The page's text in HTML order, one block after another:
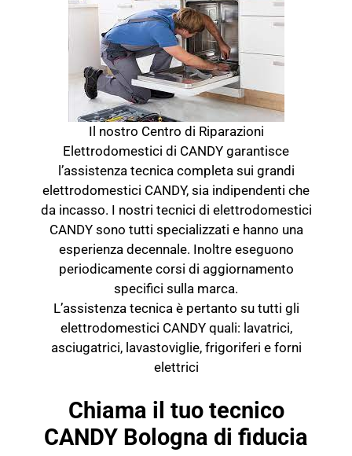
Il nostro Centro di Riparazioni
Elettrodomestici di CANDY garantisce
l’assistenza tecnica completa sui grandi
elettrodomestici CANDY, sia indipendenti che
da incasso. I nostri tecnici di elettrodomestici
CANDY sono tutti specializzati e hanno una
esperienza decennale. Inoltre eseguono
periodicamente corsi di aggiornamento
specifici sulla marca.
L’assistenza tecnica è pertanto su tutti gli
elettrodomestici CANDY quali: lavatrici,
asciugatrici, lavastoviglie, frigoriferi e forni
elettrici
Chiama il tuo tecnico
CANDY Bologna di fiducia